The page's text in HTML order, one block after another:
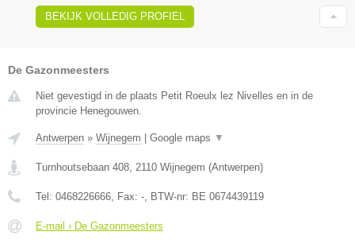
BEKIJK VOLLEDIG PROFIEL
De Gazonmeesters
Niet gevestigd in de plaats Petit Roeulx lez Nivelles en in de
provincie Henegouwen.
Antwerpen » Wijnegem Google maps ▼
Turnhoutsebaan 408 2110 Wijnegem (Antwerpen)
Tel: 0468226666 , Fax: - , BTW-nr: BE 0674439119
E-mail › De Gazonmeesters